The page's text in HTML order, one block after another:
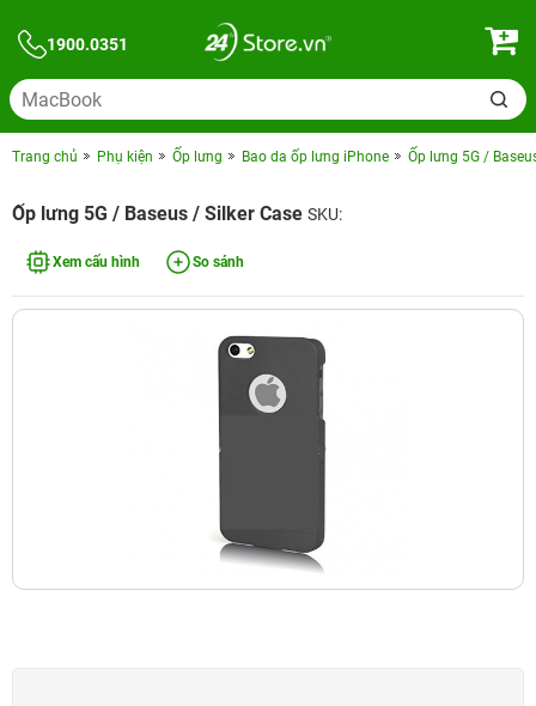
1900.0351
Trang chủ Phụ kiện Ốp lưng Bao da ốp lưng iPhone Ốp lưng 5G /
Ốp lưng 5G / Baseus / Silker Case SKU:
Xem cấu hình So sánh